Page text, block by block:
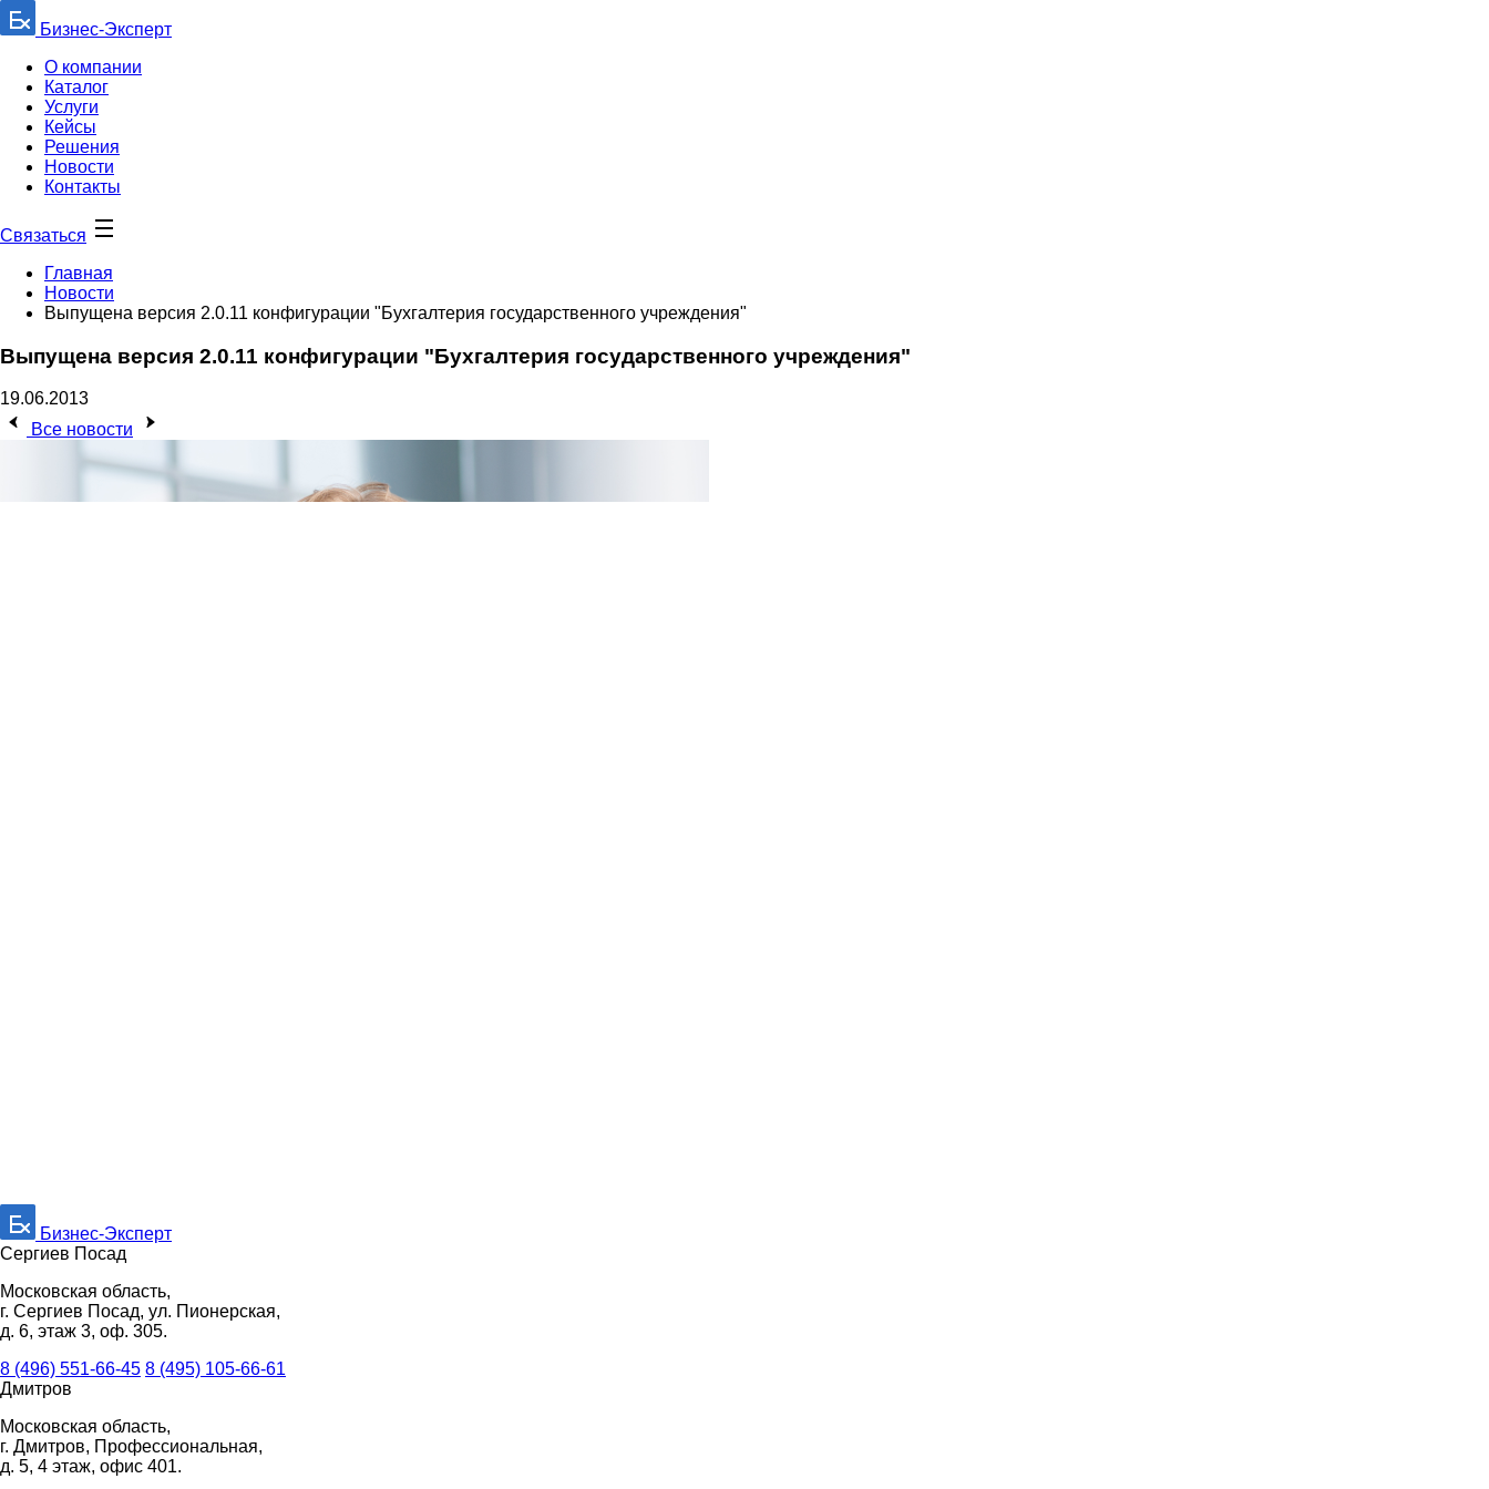
Бизнес-Эксперт
О компании
Каталог
Услуги
Кейсы
Решения
Новости
Контакты
Связаться
Главная
Новости
Выпущена версия 2.0.11 конфигурации "Бухгалтерия государственного учреждения"
Выпущена версия 2.0.11 конфигурации "Бухгалтерия государственного учреждения"
19.06.2013
Все новости
Бизнес-Эксперт
Сергиев Посад
Московская область,
г. Сергиев Посад, ул. Пионерская,
д. 6, этаж 3, оф. 305.
8 (496) 551-66-45 8 (495) 105-66-61
Дмитров
Московская область,
г. Дмитров, Профессиональная,
д. 5, 4 этаж, офис 401.